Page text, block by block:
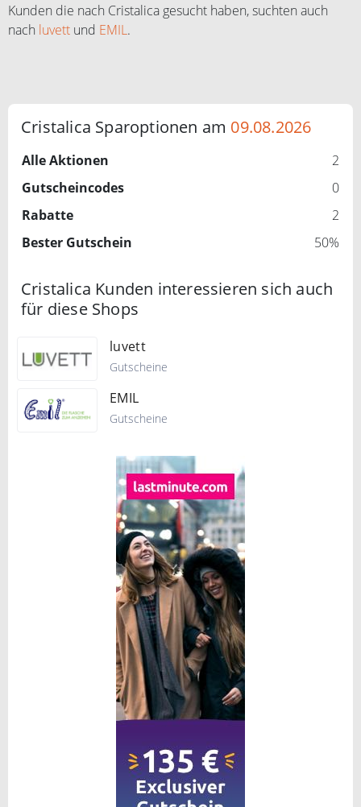
Kunden die nach Cristalica gesucht haben, suchten auch
nach luvett und EMIL.
Cristalica Sparoptionen am 09.08.2026
Alle Aktionen
2
Gutscheincodes
0
Rabatte
2
Bester Gutschein
50%
Cristalica Kunden interessieren sich auch
für diese Shops
luvett
Gutscheine
EMIL
Gutscheine